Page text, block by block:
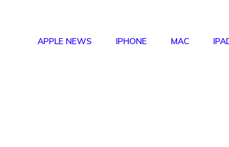
APPLE NEWS IPHONE MAC